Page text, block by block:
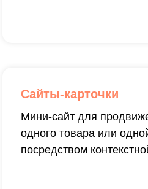
Сайты-карточки
Мини-сайт для
одного товара или
посредством